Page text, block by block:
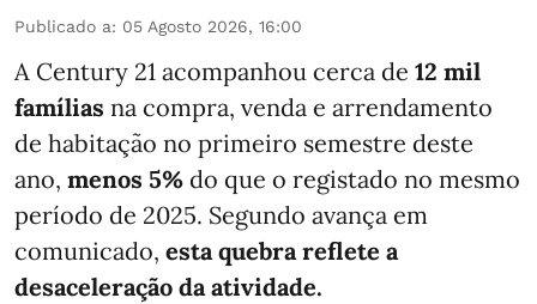
Publicado a: 05 Agosto 2026, 16:00
A Century 21 acompanhou cerca de 12 mil
famílias na compra, venda e arrendamento
de habitação no primeiro semestre deste
ano, menos 5% do que o registado no mesmo
período de 2025. Segundo avança em
comunicado, esta quebra reflete a
desaceleração da atividade.